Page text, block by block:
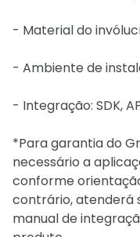
- Material do
- Ambiente de
- Integração: SDK,
*Para garantia do
necessário a
conforme
contrário, atenderá
manual de